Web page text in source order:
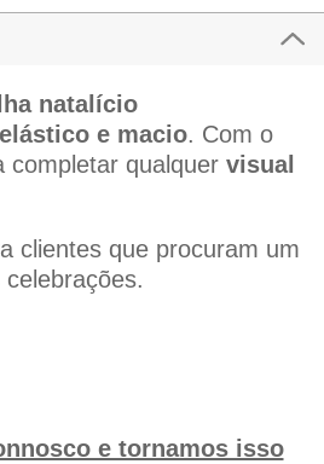
natalício
e macio. Com o
completar qualquer visual
clientes que procuram um
celebrações.
e tornamos isso